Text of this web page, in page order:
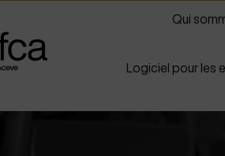
Qui
Logiciel pour les